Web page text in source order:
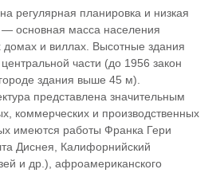
регулярная планировка и низкая
— основная масса населения
домах и виллах. Высотные здания
части (до 1956 закон
здания выше 45 м).
представлена значительным
коммерческих и производственных
имеются работы Франка Гери
Диснея, Калифорнийский
и др.), афроамериканского